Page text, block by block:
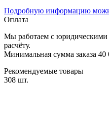
Подробную информацию
Оплата
Мы работаем с
расчёту.
Минимальная сумма заказа 40
Рекомендуемые товары
308 шт.